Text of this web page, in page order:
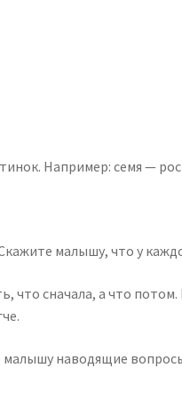
Например: семя —
малышу, что у
что сначала, а что
малышу наводящие